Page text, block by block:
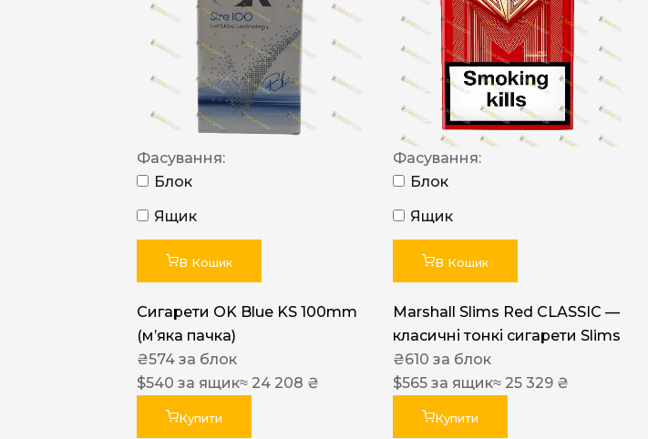
NERO
NERO
Гуцульскі
Italian Blend 821
OSCAR
Cigaronne
Фасування:
Блок
Ящик
В Кошик
Сигарети OK Blue KS 100mm
(м’яка пачка)
₴574 за блок
$540 за ящик≈ 24 208 ₴
Купити
Фасування:
Блок
Ящик
В Кошик
Marshall Slims Red CLASSIC —
класичні тонкі сигарети Slims
₴610 за блок
$565 за ящик≈ 25 329 ₴
Купити